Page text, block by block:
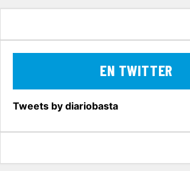
EN TWITTER
Tweets by diariobasta